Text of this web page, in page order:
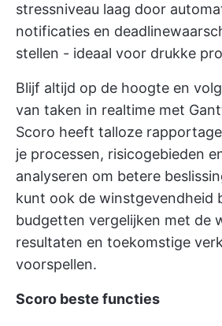
stressniveau laag door
notificaties en
stellen - ideaal voor drukke
Blijf altijd op de hoogte en
van taken in realtime met
Scoro heeft talloze
je processen, risicogebieden
analyseren om betere
kunt ook de winstgevendheid
budgetten vergelijken met de
resultaten en toekomstige
voorspellen.
Scoro beste functies